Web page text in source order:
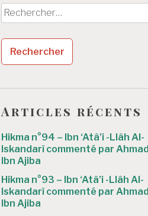
Rechercher :
Articles récents
Hikma n°94 – Ibn ‘Atâ’i -Llâh Al-
Iskandarî commenté par Ahmad
Ibn Ajiba
Hikma n°93 – Ibn ‘Atâ’i -Llâh Al-
Iskandarî commenté par Ahmad
Ibn Ajiba